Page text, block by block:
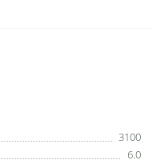
3100
6.0